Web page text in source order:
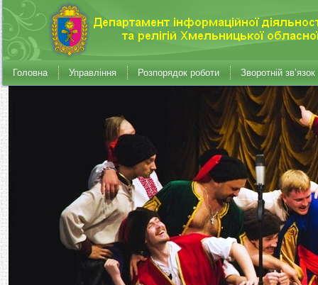
Головна Управління Розпорядок роботи Зворотній зв’язок